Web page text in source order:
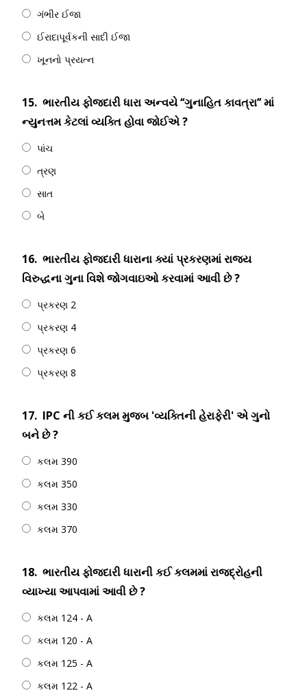
ગંભીર ઈજા
ઈરાદાપૂર્વકની સાદી ઈજા
ખૂનનો પ્રયત્ન
15. ભારતીય ફોજદારી ધારા અન્વયે ‘‘ગુનાહિત કાવત્રા’’ માં
ન્યુનત્તમ કેટલાં વ્યક્તિ હોવા જોઈએ ?
પાંચ
ત્રણ
સાત
બે
16. ભારતીય ફોજદારી ધારાના ક્યાં પ્રકરણમાં રાજ્ય
વિરુદ્ધના ગુના વિશે જોગવાઇઓ કરવામાં આવી છે ?
પ્રકરણ 2
પ્રકરણ 4
પ્રકરણ 6
પ્રકરણ 8
17. IPC ની કઈ કલમ મુજબ 'વ્યક્તિની હેરાફેરી' એ ગુનો
બને છે ?
કલમ 390
કલમ 350
કલમ 330
કલમ 370
18. ભારતીય ફોજદારી ધારાની કઈ કલમમાં રાજદ્રોહની
વ્યાખ્યા આપવામાં આવી છે ?
કલમ 124 - A
કલમ 120 - A
કલમ 125 - A
કલમ 122 - A